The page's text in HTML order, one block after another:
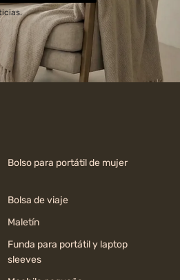
Bolso para portátil de mujer
Bolsa de viaje
Maletín
Funda para portátil y laptop
sleeves